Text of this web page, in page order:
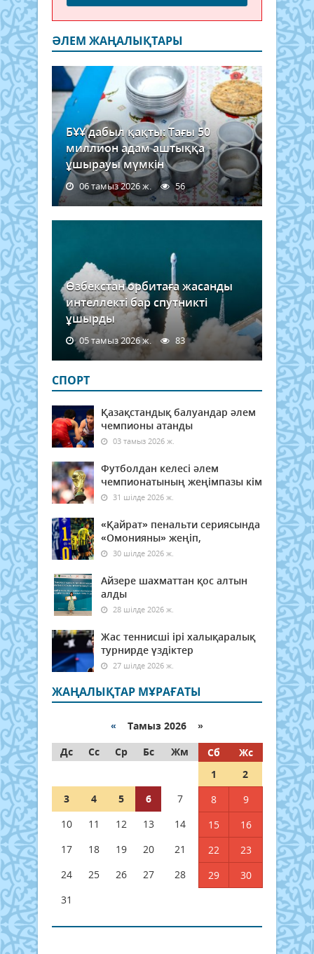
ӘЛЕМ ЖАҢАЛЫҚТАРЫ
БҰҰ дабыл қақты: Тағы 50
миллион адам аштыққа
ұшырауы мүмкін
06 тамыз 2026 ж. 56
Өзбекстан орбитаға жасанды
интеллекті бар спутникті
ұшырды
05 тамыз 2026 ж. 83
СПОРТ
Қазақстандық балуандар әлем
чемпионы атанды
03 тамыз 2026 ж.
Футболдан келесі әлем
чемпионатының жеңімпазы кім
31 шілде 2026 ж.
«Қайрат» пенальти сериясында
«Омонияны» жеңіп,
30 шілде 2026 ж.
Айзере шахматтан қос алтын
алды
28 шілде 2026 ж.
Жас теннисші ірі халықаралық
турнирде үздіктер
27 шілде 2026 ж.
ЖАҢАЛЫҚТАР МҰРАҒАТЫ
« Тамыз 2026 »
Дс
Сс Ср Бс Жм Сб
Жс
1
2
3
4 5 6 7 8
9
10
11 12 13 14 15
16
17
18 19 20 21 22
23
24
25 26 27 28 29
30
31